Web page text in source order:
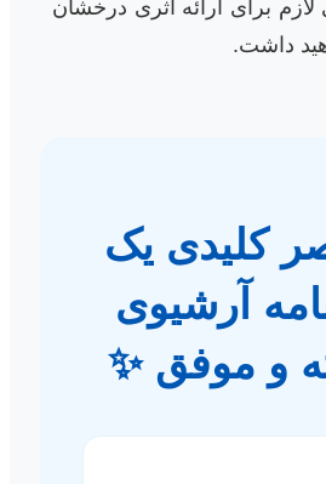
برای ارائه اثری درخشان
داشت.
کلیدی یک
آرشیوی
و موفق ✨